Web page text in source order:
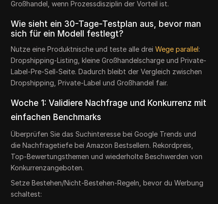
Großhandel, wenn Prozessdisziplin der Vorteil ist.
Wie sieht ein 30-Tage-Testplan aus, bevor man
sich für ein Modell festlegt?
Nutze eine Produktnische und teste alle dreiWege parallel:
Dropshipping-Listing, kleine Großhandelscharge und Private-
Label-Pre-Sell-Seite. Dadurch bleibt der Vergleich zwischen
Dropshipping, Private-Label und Großhandel fair.
Woche 1: Validiere Nachfrage und Konkurrenz mit
einfachen Benchmarks
Überprüfen Sie das Suchinteresse bei Google Trends und
die Nachfragetiefe bei Amazon Bestsellern. Rekordpreis,
Top-Bewertungsthemen und wiederholte Beschwerden von
Konkurrenzangeboten.
Setze Bestehen/Nicht-Bestehen-Regeln, bevor du Werbung
schaltest: